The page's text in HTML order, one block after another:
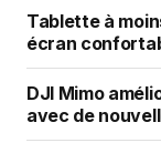
Tablette à
écran
DJI Mimo
avec de